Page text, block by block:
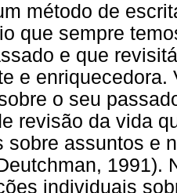
método de
que sempre
e que
e
o seu
revisão da vida
sobre assuntos e
1991).
individuais